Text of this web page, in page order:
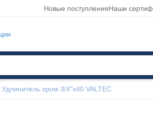
Новые поступленияНаши
Удлинитель хром 3/4"x40 VALTEC